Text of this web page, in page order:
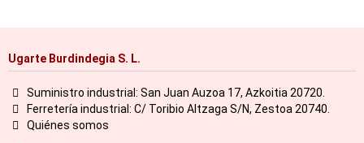
Ugarte Burdindegia S. L.
Suministro industrial: San Juan Auzoa 17, Azkoitia 20720.
Ferretería industrial: C/ Toribio Altzaga S/N, Zestoa 20740.
Quiénes somos